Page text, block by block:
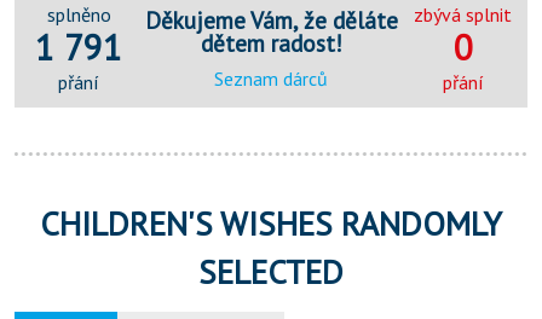
splněno
1 791
přání
Děkujeme Vám, že děláte
dětem radost!
Seznam dárců
zbývá splnit
0
přání
CHILDREN'S WISHES RANDOMLY
SELECTED